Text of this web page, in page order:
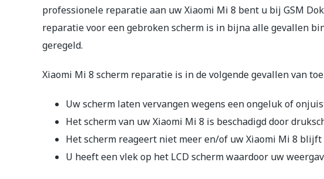
professionele reparatie aan uw Xiaomi Mi 8 bent u bij GSM
reparatie voor een gebroken scherm is in bijna alle gevallen
geregeld.
Xiaomi Mi 8 scherm reparatie is in de volgende gevallen van
Uw scherm laten vervangen wegens een ongeluk of
Het scherm van uw Xiaomi Mi 8 is beschadigd door
Het scherm reageert niet meer en/of uw Xiaomi Mi 8
U heeft een vlek op het LCD scherm waardoor uw